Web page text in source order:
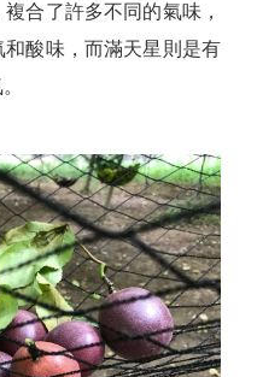
合了許多不同的氣味，
酸味，而滿天星則是有